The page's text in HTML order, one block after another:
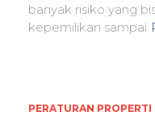
banyak risiko yang
kepemilikan sampai
PERATURAN PROPERTI